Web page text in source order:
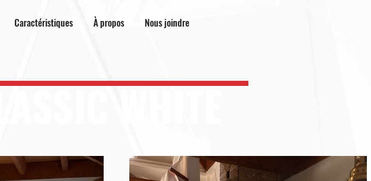
Caractéristiques À propos Nous joindre
WHITE